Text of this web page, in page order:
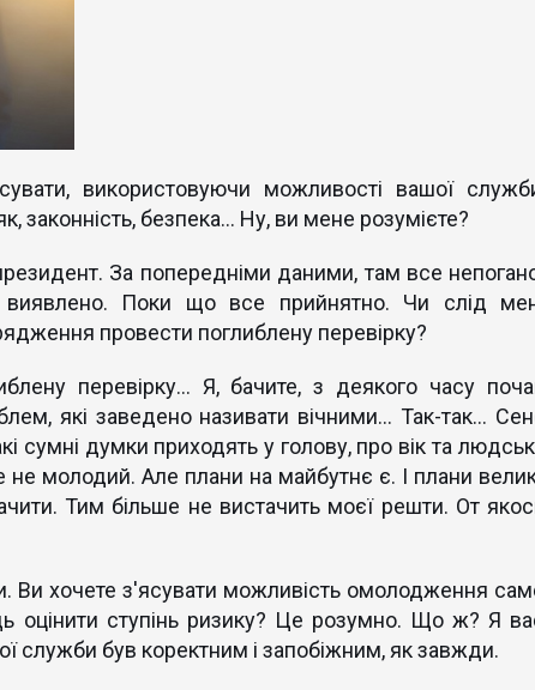
використовуючи можливості вашої
законність, безпека... Ну, ви мене розумієте?
За попередніми даними, там все
виявлено. Поки що все прийнятно. Чи слід
провести поглиблену перевірку?
перевірку… Я, бачите, з деякого часу
які заведено називати вічними… Так-так…
сумні думки приходять у голову, про вік та
не молодий. Але плани на майбутнє є. І плани
Тим більше не вистачить моєї решти. От
Ви хочете з'ясувати можливість омолодження
оцінити ступінь ризику? Це розумно. Що ж? Я
​​служби був коректним і запобіжним, як завжди.